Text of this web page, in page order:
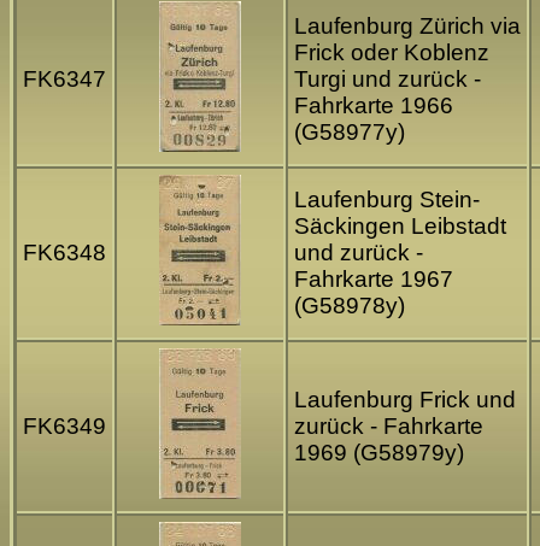
FK6347
Laufenburg Zürich via
Frick oder Koblenz
Turgi und zurück -
Fahrkarte 1966
(G58977y)
FK6348
Laufenburg Stein-
Säckingen Leibstadt
und zurück -
Fahrkarte 1967
(G58978y)
FK6349
Laufenburg Frick und
zurück - Fahrkarte
1969 (G58979y)